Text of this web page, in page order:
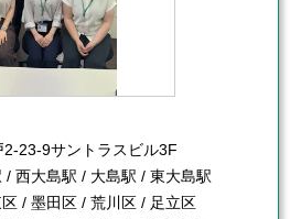
23-9サントラスビル3F
/ 西大島駅 / 大島駅 / 東大島駅
/ 墨田区 / 荒川区 / 足立区